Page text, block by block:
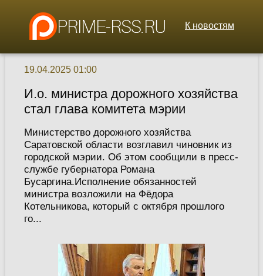
К новостям
19.04.2025 01:00
И.о. министра дорожного хозяйства
стал глава комитета мэрии
Министерство дорожного хозяйства
Саратовской области возглавил чиновник из
городской мэрии. Об этом сообщили в пресс-
службе губернатора Романа
Бусаргина.Исполнение обязанностей
министра возложили на Фёдора
Котельникова, который с октября прошлого
го...